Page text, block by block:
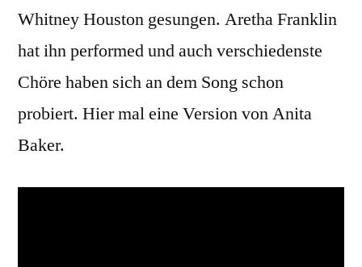
Whitney Houston gesungen. Aretha Franklin
hat ihn performed und auch verschiedenste
Chöre haben sich an dem Song schon
probiert. Hier mal eine Version von Anita
Baker.